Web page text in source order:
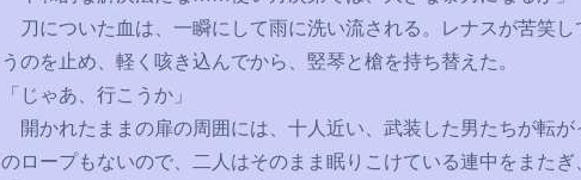
刀についた血は、一瞬にして雨に洗い流される。レナスが苦笑し
うのを止め、軽く咳き込んでから、竪琴と槍を持ち替えた。
「じゃあ、行こうか」
開かれたままの扉の周囲には、十人近い、武装した男たちが転が
のロープもないので、二人はそのまま眠りこけている連中をまたぎ